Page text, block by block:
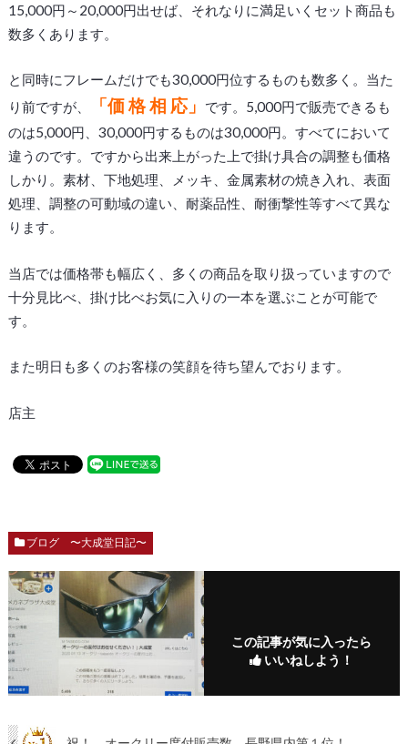
15,000円～20,000円出せば、それなりに満足いくセット商品も
数多くあります。
と同時にフレームだけでも30,000円位するものも数多く。当た
り前ですが、
「価 格 相 応」
です。5,000円で販売できるも
のは5,000円、30,000円するものは30,000円。すべてにおいて
違うのです。ですから出来上がった上で掛け具合の調整も価格
しかり。素材、下地処理、メッキ、金属素材の焼き入れ、表面
処理、調整の可動域の違い、耐薬品性、耐衝撃性等すべて異な
ります。
当店では価格帯も幅広く、多くの商品を取り扱っていますので
十分見比べ、掛け比べお気に入りの一本を選ぶことが可能で
す。
また明日も多くのお客様の笑顔を待ち望んでおります。
店主
ブログ 〜大成堂日記〜
この記事が気に入ったら
いいねしよう！